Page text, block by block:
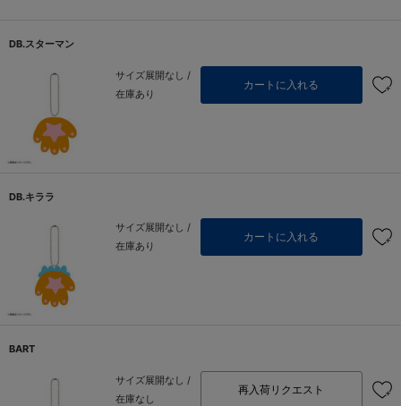
DB.スターマン
サイズ展開なし /
在庫あり
カートに入れる
DB.キララ
サイズ展開なし /
在庫あり
カートに入れる
BART
サイズ展開なし /
在庫なし
再入荷リクエスト